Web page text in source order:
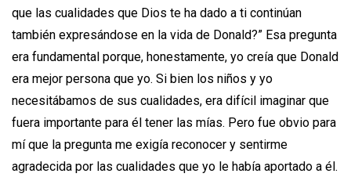
que las cualidades que Dios te ha dado a ti continúan
también expresándose en la vida de Donald?” Esa pregunta
era fundamental porque, honestamente, yo creía que Donald
era mejor persona que yo. Si bien los niños y yo
necesitábamos de sus cualidades, era difícil imaginar que
fuera importante para él tener las mías. Pero fue obvio para
mí que la pregunta me exigía reconocer y sentirme
agradecida por las cualidades que yo le había aportado a él.